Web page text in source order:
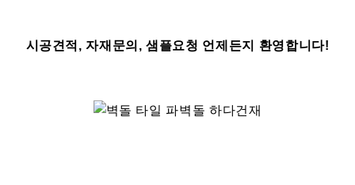
시공견적, 자재문의, 샘플요청 언제든지 환영합니다!